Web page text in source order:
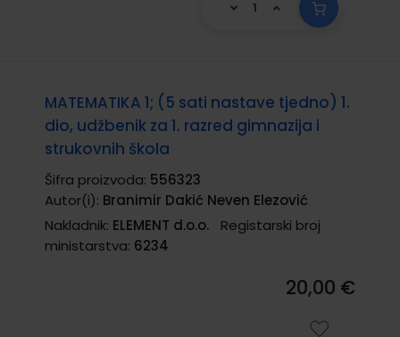
MATEMATIKA 1; (5 sati nastave tjedno) 1.
dio, udžbenik za 1. razred gimnazija i
strukovnih škola
Šifra proizvoda: 556323
Autor(i): Branimir Dakić Neven Elezović
Nakladnik: ELEMENT d.o.o.
Registarski broj
ministarstva: 6234
20,00 €